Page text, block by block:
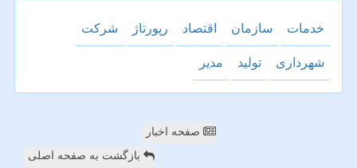
خدمات سازمان اقتصاد رپورتاژ شركت
شهرداری تولید مدیر
صفحه اخبار
بازگشت به صفحه اصلی